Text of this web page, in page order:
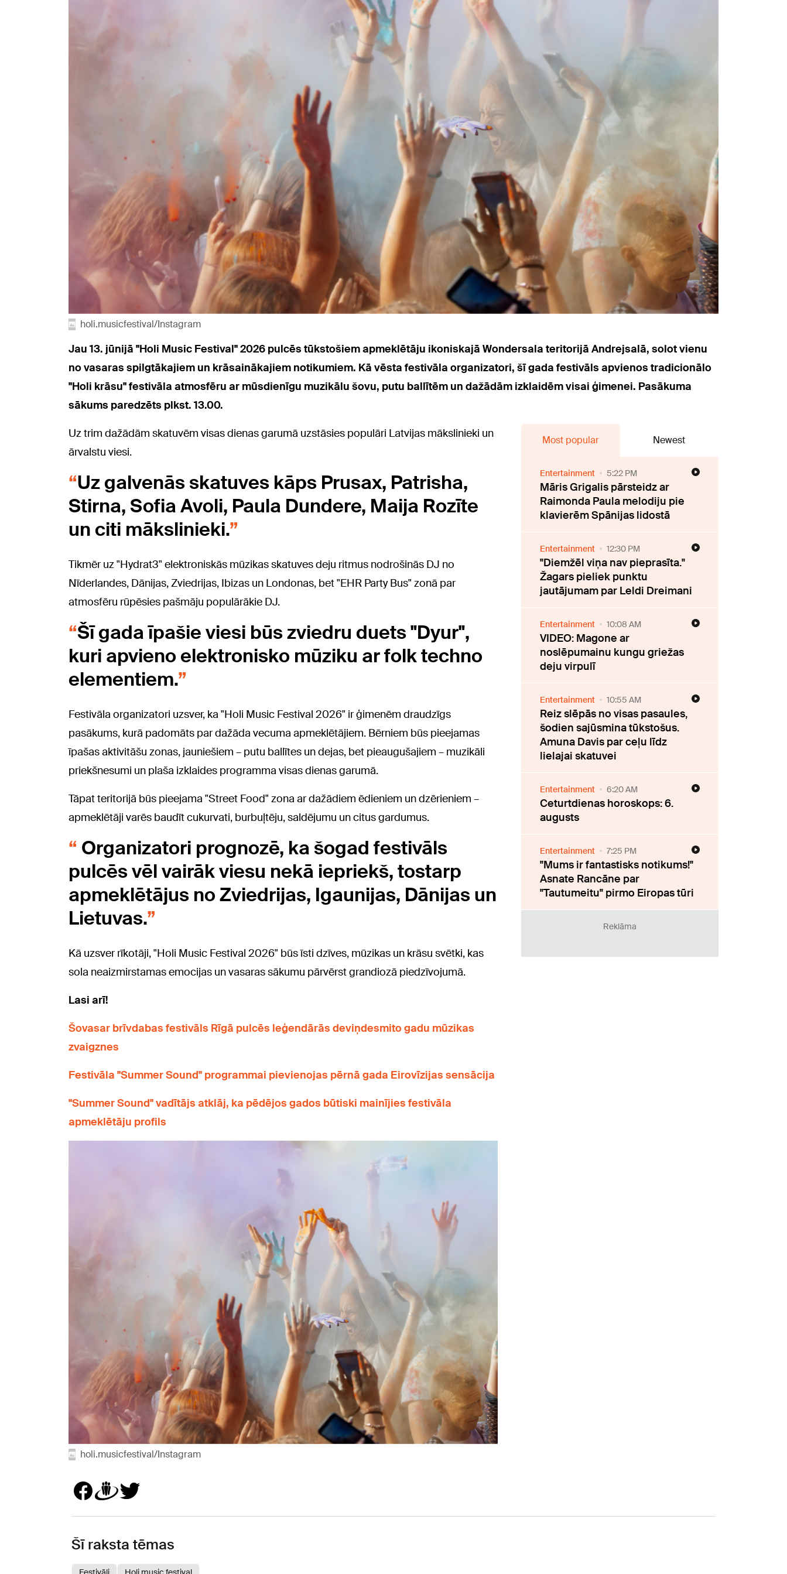
holi.musicfestival/Instagram
Jau 13. jūnijā "Holi Music Festival" 2026 pulcēs tūkstošiem apmeklētāju ikoniskajā Wondersala teritorijā Andrejsalā, solot vienu
no vasaras spilgtākajiem un krāsainākajiem notikumiem. Kā vēsta festivāla organizatori, šī gada festivāls apvienos tradicionālo
"Holi krāsu" festivāla atmosfēru ar mūsdienīgu muzikālu šovu, putu ballītēm un dažādām izklaidēm visai ģimenei. Pasākuma
sākums paredzēts plkst. 13.00.
Uz trim dažādām skatuvēm visas dienas garumā uzstāsies populāri Latvijas mākslinieki un
ārvalstu viesi.
Uz galvenās skatuves kāps Prusax, Patrisha,
Stirna, Sofia Avoli, Paula Dundere, Maija Rozīte
un citi mākslinieki.
Tikmēr uz "Hydrat3" elektroniskās mūzikas skatuves deju ritmus nodrošinās DJ no
Nīderlandes, Dānijas, Zviedrijas, Ibizas un Londonas, bet "EHR Party Bus" zonā par
atmosfēru rūpēsies pašmāju populārākie DJ.
Šī gada īpašie viesi būs zviedru duets "Dyur",
kuri apvieno elektronisko mūziku ar folk techno
elementiem.
Festivāla organizatori uzsver, ka "Holi Music Festival 2026" ir ģimenēm draudzīgs
pasākums, kurā padomāts par dažāda vecuma apmeklētājiem. Bērniem būs pieejamas
īpašas aktivitāšu zonas, jauniešiem – putu ballītes un dejas, bet pieaugušajiem – muzikāli
priekšnesumi un plaša izklaides programma visas dienas garumā.
Tāpat teritorijā būs pieejama "Street Food" zona ar dažādiem ēdieniem un dzērieniem –
apmeklētāji varēs baudīt cukurvati, burbuļtēju, saldējumu un citus gardumus.
Organizatori prognozē, ka šogad festivāls
pulcēs vēl vairāk viesu nekā iepriekš, tostarp
apmeklētājus no Zviedrijas, Igaunijas, Dānijas un
Lietuvas.
Kā uzsver rīkotāji, "Holi Music Festival 2026" būs īsti dzīves, mūzikas un krāsu svētki, kas
sola neaizmirstamas emocijas un vasaras sākumu pārvērst grandiozā piedzīvojumā.
Lasi arī!
Šovasar brīvdabas festivāls Rīgā pulcēs leģendārās deviņdesmito gadu mūzikas
zvaigznes
Festivāla "Summer Sound" programmai pievienojas pērnā gada Eirovīzijas sensācija
"Summer Sound" vadītājs atklāj, ka pēdējos gados būtiski mainījies festivāla
apmeklētāju profils
holi.musicfestival/Instagram
Most popular Newest
Entertainment 5:22 PM
Māris Grigalis pārsteidz ar
Raimonda Paula melodiju pie
klavierēm Spānijas lidostā
Entertainment 12:30 PM
"Diemžēl viņa nav pieprasīta."
Žagars pieliek punktu
jautājumam par Leldi Dreimani
Entertainment 10:08 AM
VIDEO: Magone ar
noslēpumainu kungu griežas
deju virpulī
Entertainment 10:55 AM
Reiz slēpās no visas pasaules,
šodien sajūsmina tūkstošus.
Amuna Davis par ceļu līdz
lielajai skatuvei
Entertainment 6:20 AM
Ceturtdienas horoskops: 6.
augusts
Entertainment 7:25 PM
"Mums ir fantastisks notikums!"
Asnate Rancāne par
"Tautumeitu" pirmo Eiropas tūri
Reklāma
Šī raksta tēmas